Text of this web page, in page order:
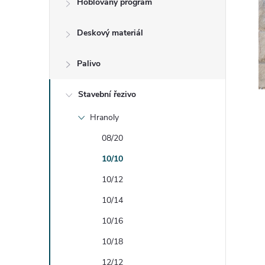
a
Deskový materiál
Palivo
Stavební řezivo
Hranoly
08/20
10/10
10/12
10/14
10/16
10/18
12/12